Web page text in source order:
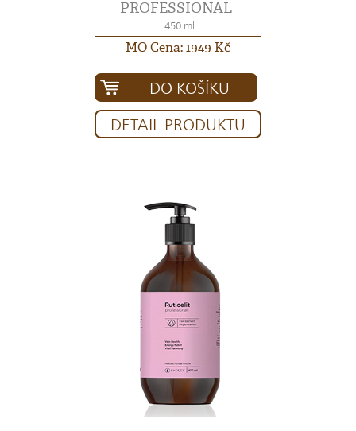
PROFESSIONAL
450 ml
MO Cena: 1949 Kč
DO KOŠÍKU
DETAIL PRODUKTU